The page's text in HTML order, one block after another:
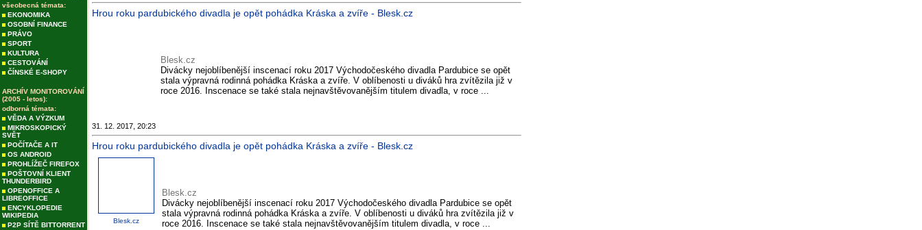
všeobecná témata:
EKONOMIKA
OSOBNÍ FINANCE
PRÁVO
SPORT
KULTURA
CESTOVÁNÍ
ČÍNSKÉ E-SHOPY
ARCHÍV MONITOROVÁNÍ
(2005 - letos):
odborná témata:
VĚDA A VÝZKUM
MIKROSKOPICKÝ
SVĚT
POČÍTAČE A IT
OS ANDROID
PROHLÍŽEČ FIREFOX
POŠTOVNÍ KLIENT
THUNDERBIRD
OPENOFFICE A
LIBREOFFICE
ENCYKLOPEDIE
WIKIPEDIA
P2P SÍTĚ BITTORRENT
Hrou roku pardubického divadla je opět pohádka Kráska a zvíře - Blesk.cz
Blesk.cz
Divácky nejoblíbenější inscenací roku 2017 Východočeského divadla Pardubice se opět
stala výpravná rodinná pohádka Kráska a zvíře. V oblíbenosti u diváků hra zvítězila již v
roce 2016. Inscenace se také stala nejnavštěvovanějším titulem divadla, v roce ...
31. 12. 2017, 20:23
Hrou roku pardubického divadla je opět pohádka Kráska a zvíře - Blesk.cz
Blesk.cz
Blesk.cz
Divácky nejoblíbenější inscenací roku 2017 Východočeského divadla Pardubice se opět
stala výpravná rodinná pohádka Kráska a zvíře. V oblíbenosti u diváků hra zvítězila již v
roce 2016. Inscenace se také stala nejnavštěvovanějším titulem divadla, v roce ...